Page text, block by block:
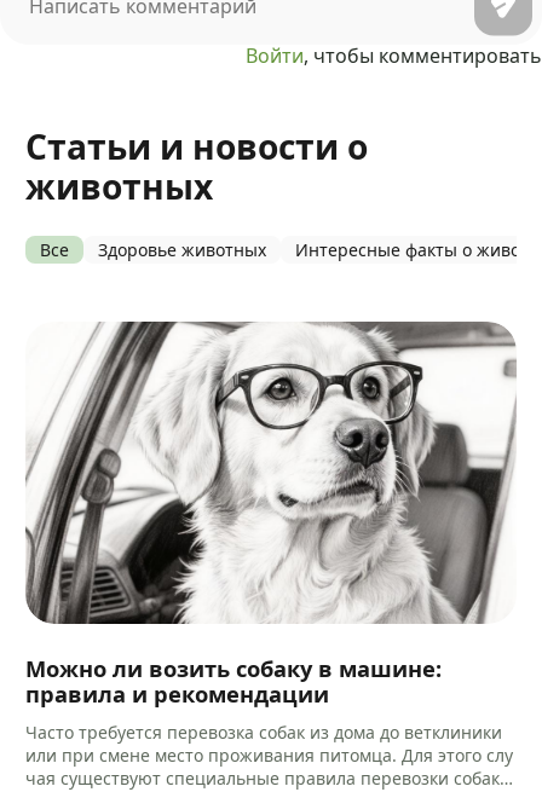
Войти, чтобы комментировать
Статьи и новости о
животных
Все Здоровье животных Интересные факты о
Можно ли возить собаку в машине:
правила и рекомендации
Часто требуется перевозка собак из дома до ветклиники
или при смене место проживания питомца. Для этого слу
чая существуют специальные правила перевозки собак в